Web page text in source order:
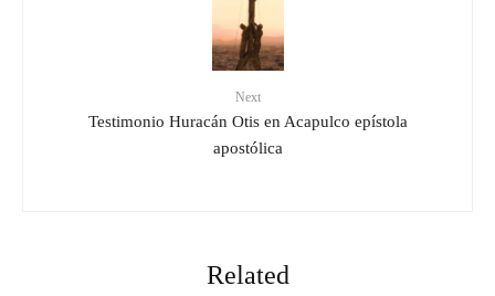
Next
Testimonio Huracán Otis en Acapulco epístola
apostólica
Related